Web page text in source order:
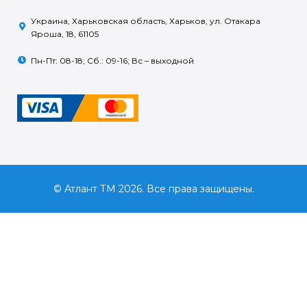
Украина, Харьковская область, Харьков, ул. Отакара
Яроша, 18, 61105
Пн-Пт: 08-18; Сб.: 09-16; Вс – выходной
© Атлант ТМ 2026. Все права защищены.